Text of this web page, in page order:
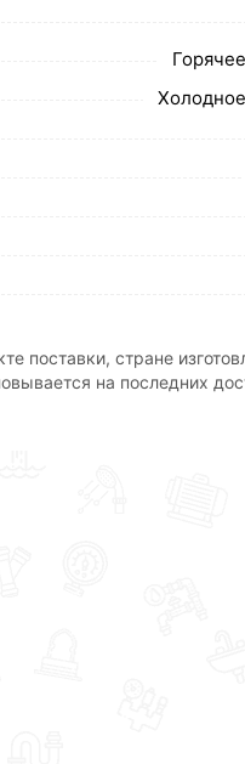
оборудования. Только
для удобства
«Добавить в корзину»
по контактам
резьбой 50х1 1/4 ТПК-
и свяжутся с Вами
и отзывами.
поставки, стране
на последних